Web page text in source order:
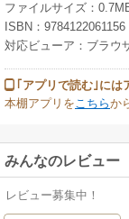
ファイルサイズ：
ISBN：9784122061156
対応ビューア：ブラウ
｢アプリで読む｣には
本棚アプリをこちらか
みんなのレビュー
レビュー募集中！